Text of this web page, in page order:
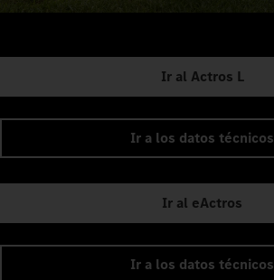
Ir al Actros L
Ir a los datos técnicos
Ir al eActros
Ir a los datos técnicos